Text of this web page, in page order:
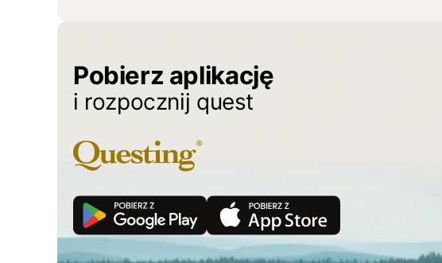
Pobierz aplikację
i rozpocznij quest